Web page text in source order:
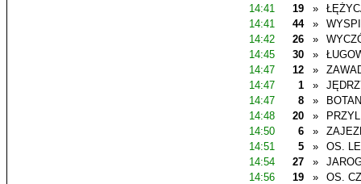
14:41
19 »
14:41
44 »
14:42
26 »
14:45
30 »
14:47
12 »
14:47
1 »
14:47
8 »
14:48
20 »
14:50
6 »
14:51
5 »
OS.
14:54
27 »
14:56
19 »
OS.